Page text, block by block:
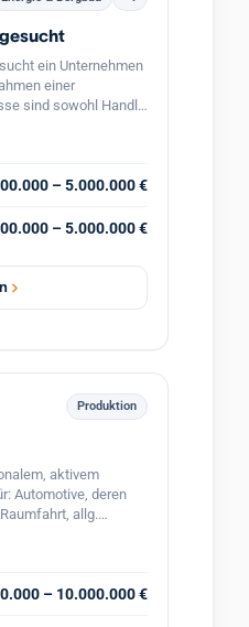
ein Unternehmen
einer
sind sowohl Handls
– 5.000.000 €
– 5.000.000 €
Produktion
aktivem
Automotive, deren
allg.
Ware -sucht aktive
– 10.000.000 €